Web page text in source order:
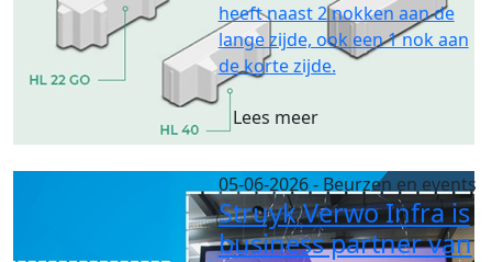
heeft naast 2 nokken aan de
lange zijde, ook een 1 nok aan
de korte zijde.
Lees meer
05-06-2026- Beurzen en events
Struyk Verwo Infra is
business partner van